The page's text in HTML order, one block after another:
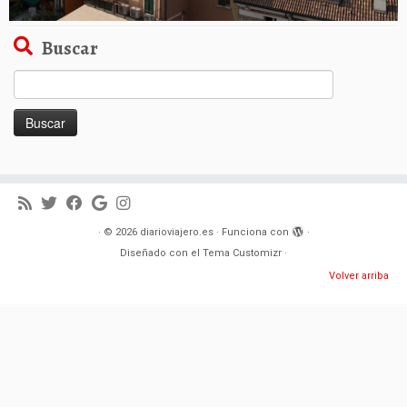
Buscar
· © 2026 diarioviajero.es· Funciona con
·
Diseñado con el Tema Customizr ·
Volver arriba